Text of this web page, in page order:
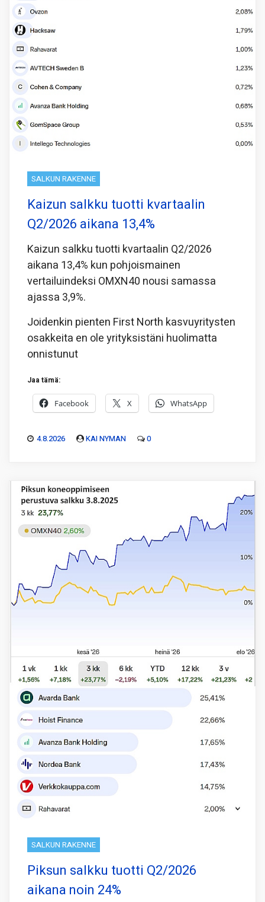
SALKUN RAKENNE
Kaizun salkku tuotti kvartaalin
Q2/2026 aikana 13,4%
Kaizun salkku tuotti kvartaalin Q2/2026
aikana 13,4% kun pohjoismainen
vertailuindeksi OMXN40 nousi samassa
ajassa 3,9%.
Joidenkin pienten First North kasvuyritysten
osakkeita en ole yrityksistäni huolimatta
onnistunut
Jaa tämä:
Facebook X WhatsApp
4.8.2026 KAI NYMAN 0
SALKUN RAKENNE
Piksun salkku tuotti Q2/2026
aikana noin 24%